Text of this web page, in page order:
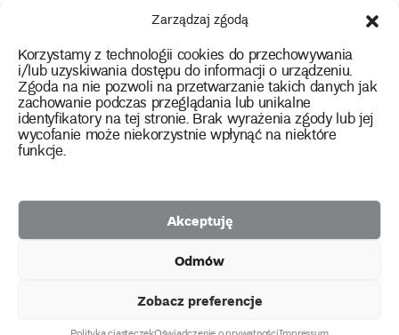
Zarządzaj zgodą
Korzystamy z technologii cookies do przechowywania
i/lub uzyskiwania dostępu do informacji o urządzeniu.
Zgoda na nie pozwoli na przetwarzanie takich danych jak
zachowanie podczas przeglądania lub unikalne
identyfikatory na tej stronie. Brak wyrażenia zgody lub jej
wycofanie może niekorzystnie wpłynąć na niektóre
funkcje.
Akceptuję
Odmów
Zobacz preferencje
Dla osób o specjalnych potrzebach
Kontakt
instagram
twitterfacebookyoutube
tiktok
2026 Copyright by Muzeum Narodowe we Wrocławiu
Polityka prywatności
Etnograficznego
Facebook
Racławickiej
facebook
Przyjaciół